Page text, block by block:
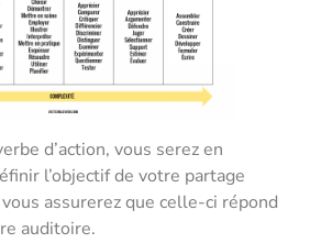
d’action, vous serez en
l’objectif de votre partage
assurerez que celle-ci répond
auditoire.